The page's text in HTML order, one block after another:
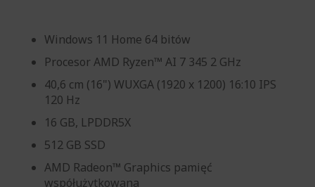
Windows 11 Home 64 bitów
Procesor AMD Ryzen™ AI 7 345 2 GHz
40,6 cm (16") WUXGA (1920 x 1200) 16:10 IPS
120 Hz
16 GB, LPDDR5X
512 GB SSD
AMD Radeon™ Graphics pamięć
współużytkowana